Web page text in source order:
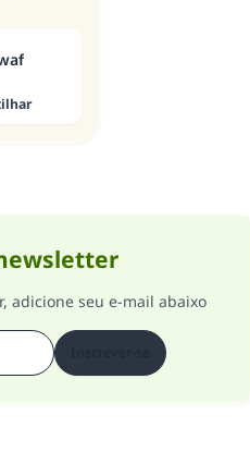
adicione seu e-mail abaixo